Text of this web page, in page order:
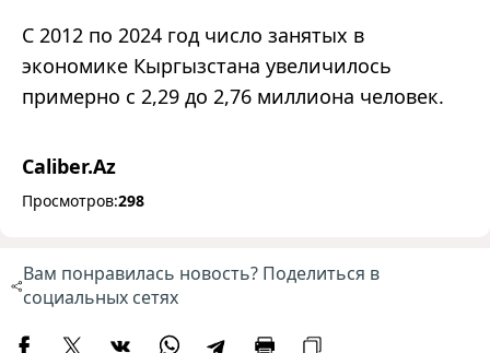
С 2012 по 2024 год число занятых в
экономике Кыргызстана увеличилось
примерно с 2,29 до 2,76 миллиона человек.
Caliber.Az
Просмотров:298
Вам понравилась новость? Поделиться в
социальных сетях